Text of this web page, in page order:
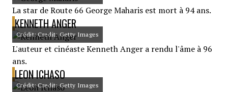
La star de Route 66 George Maharis est mort à 94 ans.
KENNETH ANGER
Crédit: Credit: Getty Images
L'auteur et cinéaste Kenneth Anger a rendu l'âme à 96
ans.
LEON ICHASO
Crédit: Credit: Getty Images